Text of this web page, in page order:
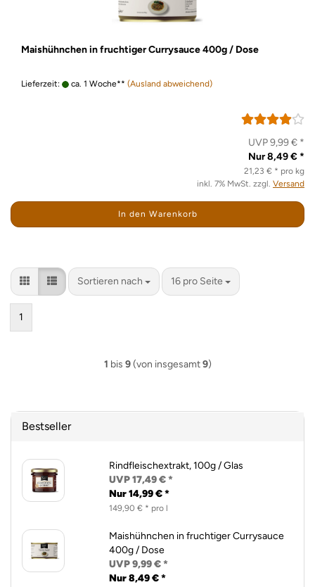
Maishühnchen in fruchtiger Currysauce 400g / Dose
Lieferzeit: ca. 1 Woche** (Ausland abweichend)
UVP 9,99 € *
Nur 8,49 € *
21,23 € * pro kg
inkl. 7% MwSt. zzgl. Versand
In den Warenkorb
Sortieren nach
Sortieren nach 16 pro Seite
pro Seite
1
1 bis 9(von insgesamt9)
Bestseller
Rindfleischextrakt, 100g / Glas
UVP 17,49 € *
Nur 14,99 € *
149,90 € * pro l
Maishühnchen in fruchtiger Currysauce
400g / Dose
UVP 9,99 € *
Nur 8,49 € *